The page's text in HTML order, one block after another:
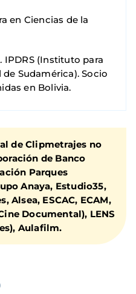
en Ciencias de la
IPDRS (Instituto para
Sudamérica). Socio
en Bolivia.
de Clipmetrajes no
de Banco
Parques
Anaya, Estudio35,
Alsea, ESCAC, ECAM,
Documental), LENS
Aulafilm.